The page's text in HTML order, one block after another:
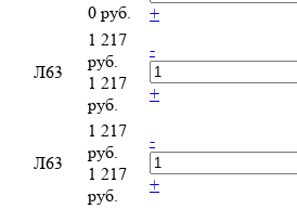
0 руб.
+
Л63
1 217
руб.
1 217
руб.
-
+
Л63
1 217
руб.
1 217
руб.
-
+